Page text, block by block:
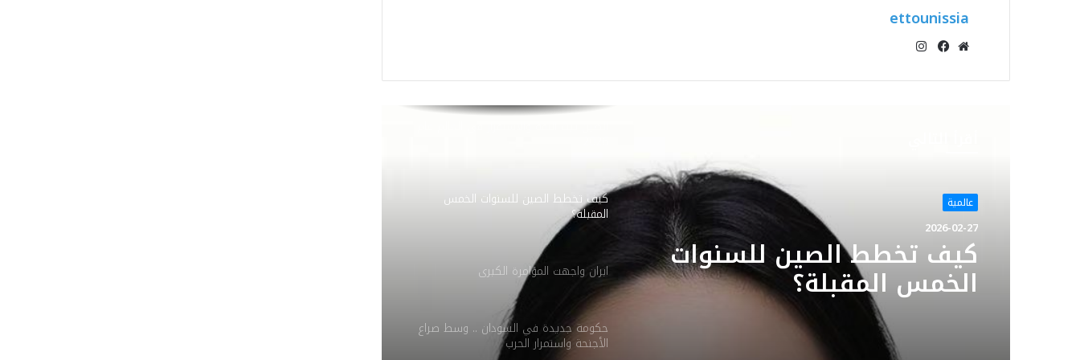
ettounissia
الويب
عالمية
2026-02-27
كيف تخطط الصين للسنوات
الخمس المقبلة؟
كيف تخطط الصين للسنوات الخمس
المقبلة؟
ابران واجهت المؤامرة الكبرى
حكومة جديدة في السودان .. وسط صراع
الأجنحة واستمرار الحرب